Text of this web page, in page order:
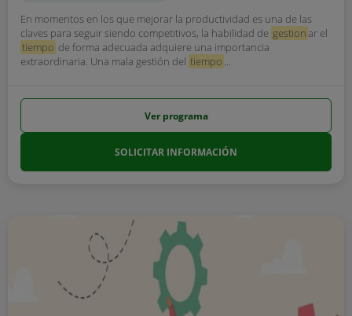
En momentos en los que mejorar la productividad es una de las
claves para seguir siendo competitivos, la habilidad de gestionar el
tiempo de forma adecuada adquiere una importancia
extraordinaria. Una mala gestión del tiempo ...
Ver programa
SOLICITAR INFORMACIÓN